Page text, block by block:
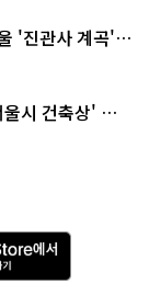
'진관사 계곡'이
시 건축상' 수